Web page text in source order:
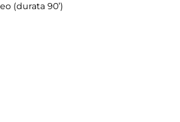
(durata 90’)